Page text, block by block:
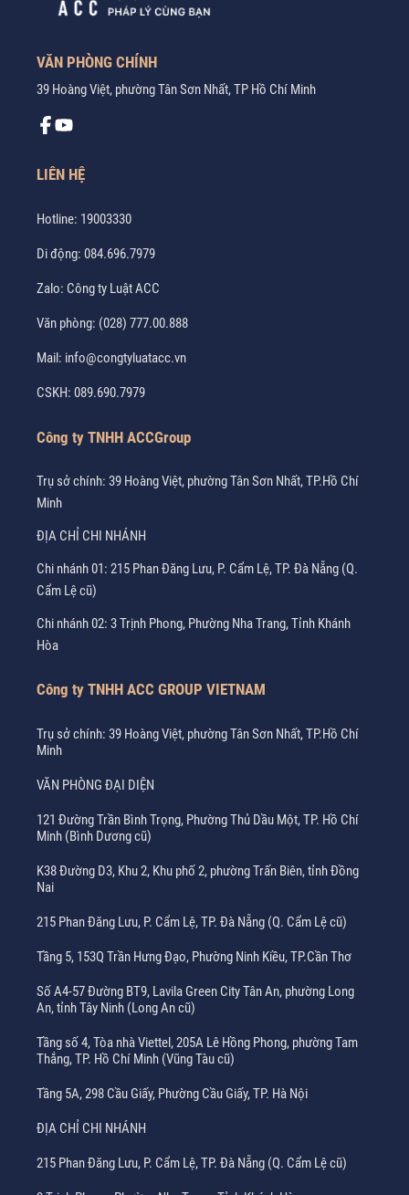
VĂN PHÒNG CHÍNH
39 Hoàng Việt, phường Tân Sơn Nhất, TP Hồ Chí Minh
LIÊN HỆ
Hotline: 19003330
Di động: 084.696.7979
Zalo: Công ty Luật ACC
Văn phòng: (028) 777.00.888
Mail: info@congtyluatacc.vn
CSKH: 089.690.7979
Công ty TNHH ACCGroup
Trụ sở chính: 39 Hoàng Việt, phường Tân Sơn Nhất, TP.Hồ Chí
Minh
ĐỊA CHỈ CHI NHÁNH
Chi nhánh 01: 215 Phan Đăng Lưu, P. Cẩm Lệ, TP. Đà Nẵng (Q.
Cẩm Lệ cũ)
Chi nhánh 02: 3 Trịnh Phong, Phường Nha Trang, Tỉnh Khánh
Hòa
Công ty TNHH ACC GROUP VIETNAM
Trụ sở chính: 39 Hoàng Việt, phường Tân Sơn Nhất, TP.Hồ Chí
Minh
VĂN PHÒNG ĐẠI DIỆN
121 Đường Trần Bình Trọng, Phường Thủ Dầu Một, TP. Hồ Chí
Minh (Bình Dương cũ)
K38 Đường D3, Khu 2, Khu phố 2, phường Trấn Biên, tỉnh Đồng
Nai
215 Phan Đăng Lưu, P. Cẩm Lệ, TP. Đà Nẵng (Q. Cẩm Lệ cũ)
Tầng 5, 153Q Trần Hưng Đạo, Phường Ninh Kiều, TP.Cần Thơ
Số A4-57 Đường BT9, Lavila Green City Tân An, phường Long
An, tỉnh Tây Ninh (Long An cũ)
Tầng số 4, Tòa nhà Viettel, 205A Lê Hồng Phong, phường Tam
Thắng, TP. Hồ Chí Minh (Vũng Tàu cũ)
Tầng 5A, 298 Cầu Giấy, Phường Cầu Giấy, TP. Hà Nội
ĐỊA CHỈ CHI NHÁNH
215 Phan Đăng Lưu, P. Cẩm Lệ, TP. Đà Nẵng (Q. Cẩm Lệ cũ)